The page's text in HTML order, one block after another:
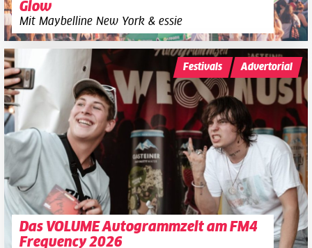
Glow
Mit Maybelline New York & essie
Das VOLUME Autogrammzelt am FM4
Frequency 2026
Festivals Advertorial